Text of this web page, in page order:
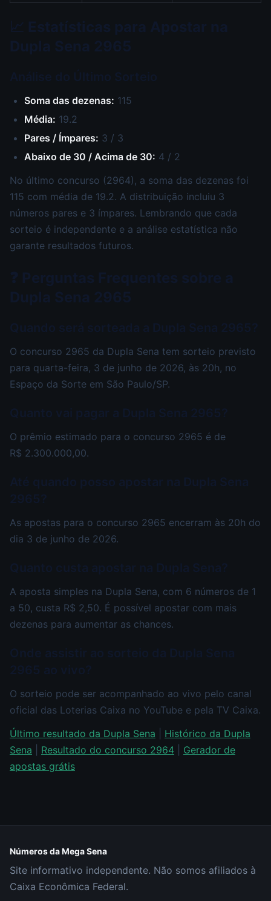
Soma das dezenas: 115
Média: 19.2
Pares / Ímpares: 3 / 3
Abaixo de 30 / Acima de 30: 4 / 2
No último concurso (2964), a soma das dezenas foi
115 com média de 19.2. A distribuição incluiu 3
números pares e 3 ímpares. Lembrando que cada
sorteio é independente e a análise estatística não
garante resultados futuros.
O concurso 2965 da Dupla Sena tem sorteio previsto
para quarta-feira, 3 de junho de 2026, às 20h, no
Espaço da Sorte em São Paulo/SP.
O prêmio estimado para o concurso 2965 é de
R$ 2.300.000,00.
As apostas para o concurso 2965 encerram às 20h do
dia 3 de junho de 2026.
A aposta simples na Dupla Sena, com 6 números de 1
a 50, custa R$ 2,50. É possível apostar com mais
dezenas para aumentar as chances.
O sorteio pode ser acompanhado ao vivo pelo canal
oficial das Loterias Caixa no YouTube e pela TV Caixa.
Último resultado da Dupla Sena
Histórico da Dupla
Sena
Resultado do concurso 2964
Gerador de
apostas grátis
Números da Mega Sena
Site informativo independente. Não somos afiliados à
Caixa Econômica Federal.